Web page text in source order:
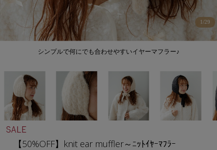
シンプルで何にでも合わせやすいイヤーマフラー♪
1/29
【50%OFF】knit ear muffler～ﾆｯﾄｲﾔｰﾏﾌﾗｰ